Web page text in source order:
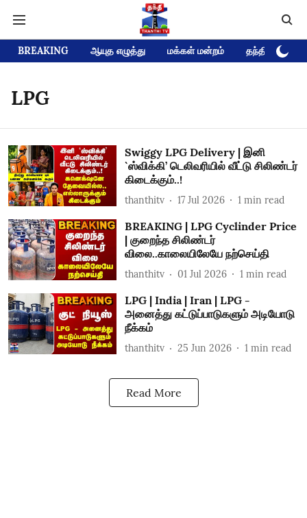
BREAKING ஆயுத எழுத்து மக்கள் மன்றம் தந்தி டிவி
LPG
Swiggy LPG Delivery | இனி
`ஸ்விக்கி’ டெலிவரியில் வீட்டு சிலிண்டர்
கிடைக்கும்..!
thanthitv 17 Jul 2026 1 min read
BREAKING | LPG Cyclinder Price
| குறைந்த சிலிண்டர்
விலை..காலையிலேயே நற்செய்தி
thanthitv 01 Jul 2026 1 min read
LPG | India | Iran | LPG -
அனைத்து கட்டுப்பாடுகளும் அடியோடு
நீக்கம்
thanthitv 25 Jun 2026 1 min read
Read More